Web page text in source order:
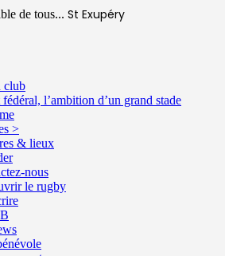
de tous... St Exupéry
club
l’ambition d’un grand stade
>
& lieux
nous
le rugby